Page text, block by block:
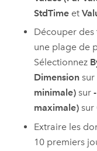
StdTime et
Découper des
une plage de
Sélectionnez
Dimension sur
minimale) sur
maximale) sur
Extraire les
10 premiers